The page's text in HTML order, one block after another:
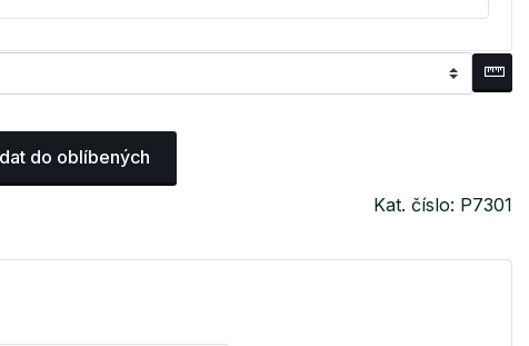
do oblíbených
Kat. číslo: P7301